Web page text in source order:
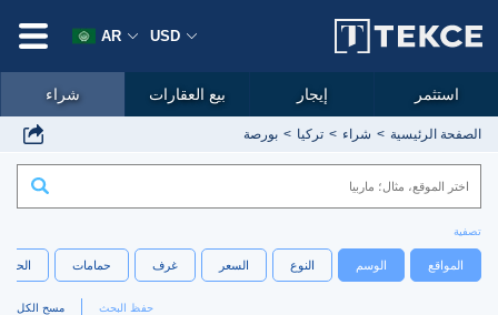
الصفحة الرئيسية شراء تركيا بورصة
تصفية
المواقع النوع السعر الوسم غرف حمامات الحجم
مسح الكل حفظ البحث
USD
AR
شراء بيع العقارات إيجار استثمر